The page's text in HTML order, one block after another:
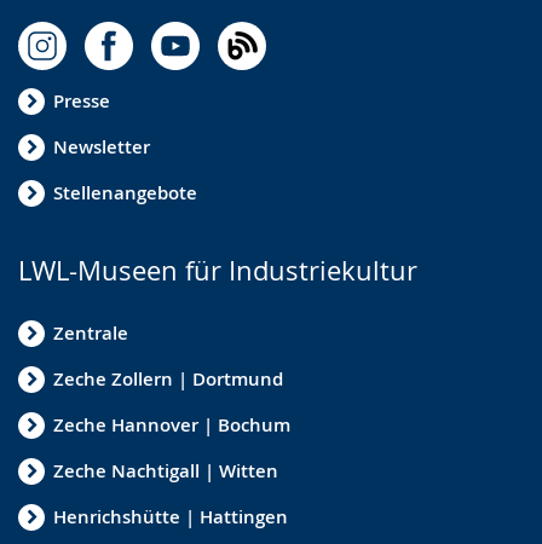
Presse
Newsletter
Stellenangebote
LWL-Museen für Industriekultur
Zentrale
Zeche Zollern | Dortmund
Zeche Hannover | Bochum
Zeche Nachtigall | Witten
Henrichshütte | Hattingen